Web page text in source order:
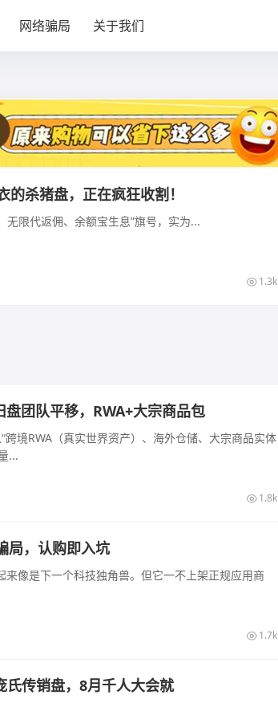
网络骗局 关于我们
的杀猪盘，正在疯狂收割！
限代返佣、余额宝生息”旗号，实为...
1.3k
团队平移，RWA+大宗商品包
境RWA（真实世界资产）、海外仓储、大宗商品实体
...
1.8k
局，认购即入坑
像是下一个科技独角兽。但它一不上架正规应用商
1.7k
传销盘，8月千人大会就